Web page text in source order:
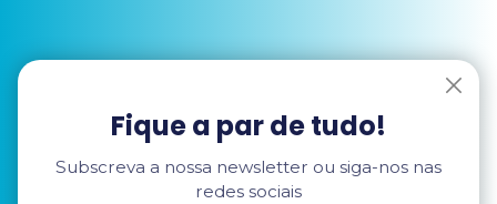
Fique a par de tudo!
Subscreva a nossa newsletter ou siga-nos nas
redes sociais